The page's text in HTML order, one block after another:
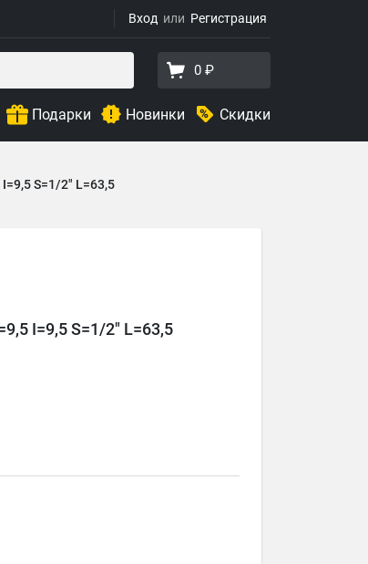
Вход Регистрация
0 ₽
Подарки Новинки Скидки
S=1/2" L=63,5
I=9,5 S=1/2" L=63,5